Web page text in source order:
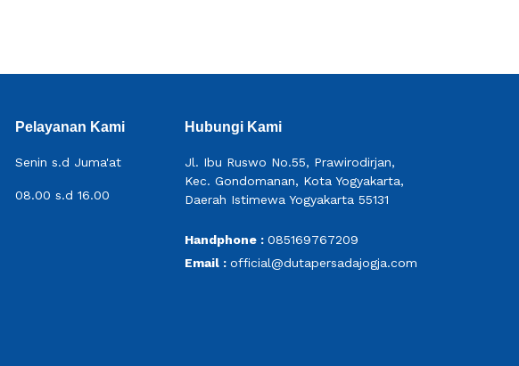
Pelayanan Kami
Senin s.d Juma'at
08.00 s.d 16.00
Hubungi Kami
Jl. Ibu Ruswo No.55, Prawirodirjan,
Kec. Gondomanan, Kota Yogyakarta,
Daerah Istimewa Yogyakarta 55131
Handphone : 085169767209
Email : official@dutapersadajogja.com